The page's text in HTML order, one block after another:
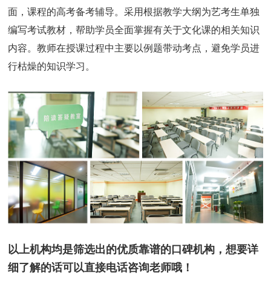
面，课程的高考备考辅导。采用根据教学大纲为艺考生单独
编写考试教材，帮助学员全面掌握有关于文化课的相关知识
内容。教师在授课过程中主要以例题带动考点，避免学员进
行枯燥的知识学习。
以上机构均是筛选出的优质靠谱的口碑机构，想要详
细了解的话可以直接电话咨询老师哦！